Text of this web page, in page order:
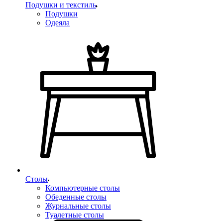
Подушки и текстиль
Подушки
Одеяла
Столы
Компьютерные столы
Обеденные столы
Журнальные столы
Туалетные столы